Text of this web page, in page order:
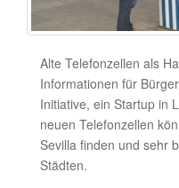
Alte Telefonzellen als
Informationen für
Initiative, ein Startup in
neuen Telefonzellen
Sevilla finden und sehr
Städten.